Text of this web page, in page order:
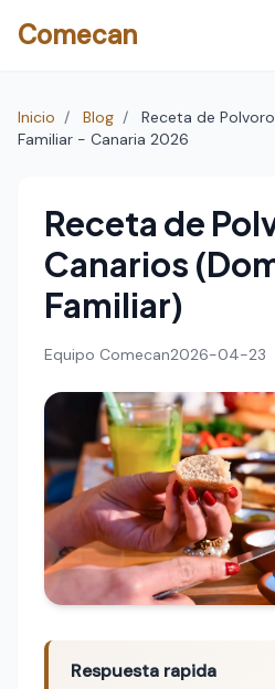
Comecan
Inicio / Blog /
Receta de
Familiar - Canaria 2026
Receta de
Canarios
Familiar)
Equipo Comecan2026-04-23
Respuesta rapida